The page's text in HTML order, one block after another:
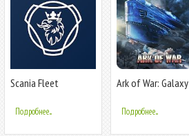
Scania Fleet
Подробнее...
Ark of War: Galaxy
Подробнее...